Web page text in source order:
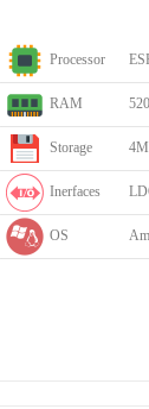
Processor
RAM
Storage
Inerfaces
OS